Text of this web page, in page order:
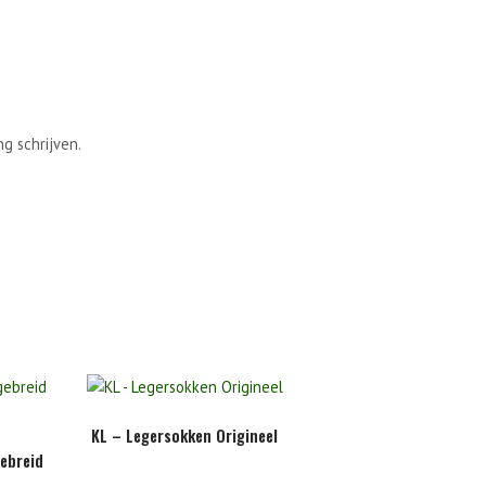
schrijven.
KL – Legersokken Origineel